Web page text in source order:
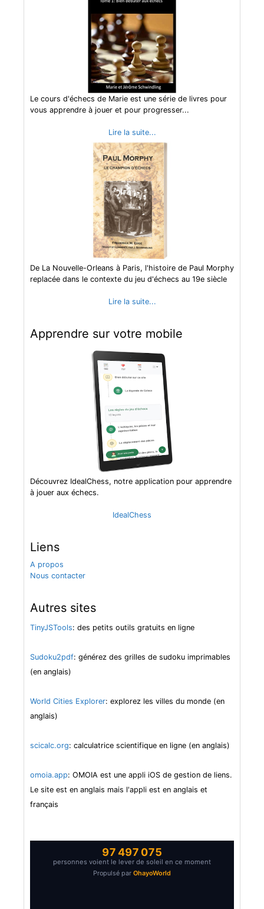
Le cours d'échecs de Marie est une série de livres pour
vous apprendre à jouer et pour progresser...
Lire la suite...
De La Nouvelle-Orleans à Paris, l'histoire de Paul Morphy
replacée dans le contexte du jeu d'échecs au 19e siècle
Lire la suite...
Apprendre sur votre mobile
Découvrez IdealChess, notre application pour apprendre
à jouer aux échecs.
IdealChess
Liens
A propos
Nous contacter
Autres sites
TinyJSTools: des petits outils gratuits en ligne
Sudoku2pdf: générez des grilles de sudoku imprimables
(en anglais)
World Cities Explorer: explorez les villes du monde (en
anglais)
scicalc.org: calculatrice scientifique en ligne (en anglais)
omoia.app: OMOIA est une appli iOS de gestion de liens.
Le site est en anglais mais l'appli est en anglais et
français